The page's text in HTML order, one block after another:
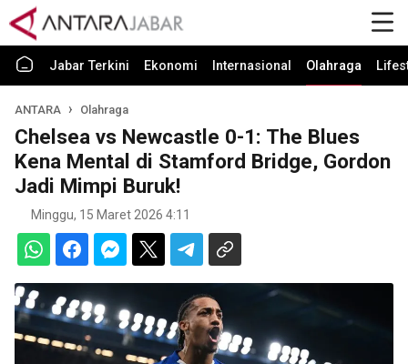
Jabar Terkini Ekonomi Internasional Olahraga
ANTARA Olahraga
Chelsea vs Newcastle 0-1: The Blues
Kena Mental di Stamford Bridge, Gordon
Jadi Mimpi Buruk!
Minggu, 15 Maret 2026 4:11